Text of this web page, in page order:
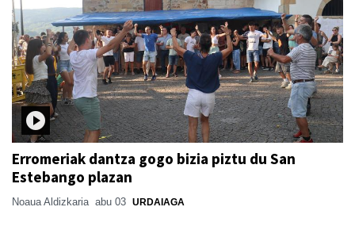
Erromeriak dantza gogo bizia piztu du San
Estebango plazan
Noaua Aldizkaria abu 03 URDAIAGA